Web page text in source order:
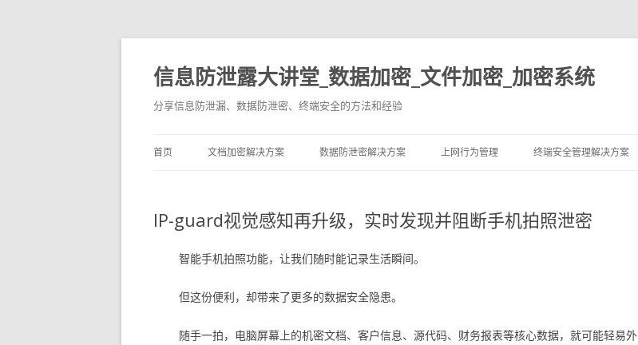
信息防泄露大讲堂_数据加密_文件加密_加密系统
分享信息防泄漏、数据防泄密、终端安全的方法和经验
首页 文档加密解决方案 数据防泄密解决方案 上网行为管理 终端安全管理解决方案
IP-guard视觉感知再升级，实时发现并阻断手机拍照泄密
智能手机拍照功能，让我们随时能记录生活瞬间。
但这份便利，却带来了更多的数据安全隐患。
随手一拍，电脑屏幕上的机密文档、客户信息、源代码、财务报表等核心数据，就可能轻易外